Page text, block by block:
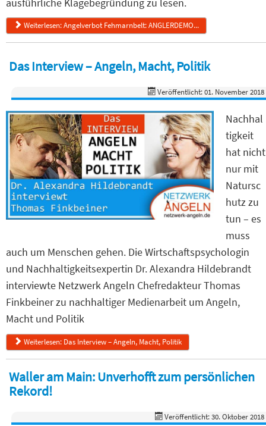
Weiterlesen: Angelverbot Fehmarnbelt: ANGLERDEMO...
Das Interview – Angeln, Macht, Politik
Veröffentlicht: 01. November 2018
Nachhal
tigkeit
hat nicht
nur mit
Natursc
hutz zu
tun – es
muss
auch um Menschen gehen. Die Wirtschaftspsychologin
und Nachhaltigkeitsexpertin Dr. Alexandra Hildebrandt
interviewte Netzwerk Angeln Chefredakteur Thomas
Finkbeiner zu nachhaltiger Medienarbeit um Angeln,
Macht und Politik
Weiterlesen: Das Interview – Angeln, Macht, Politik
Waller am Main: Unverhofft zum persönlichen
Rekord!
Veröffentlicht: 30. Oktober 2018